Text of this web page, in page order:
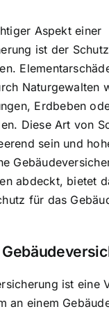
Aspekt einer
ist der
.
Naturgewalten
Erdbeben
Diese Art von
sein und
abdeckt, bietet
für das
ist eine
an einem